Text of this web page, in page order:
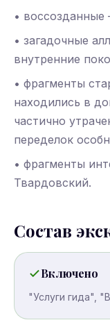
•
• загадочные
внутренние
• фрагменты
находились в
частично
переделок
• фрагменты
Твардовский.
Состав
Включено
"Услуги гида",